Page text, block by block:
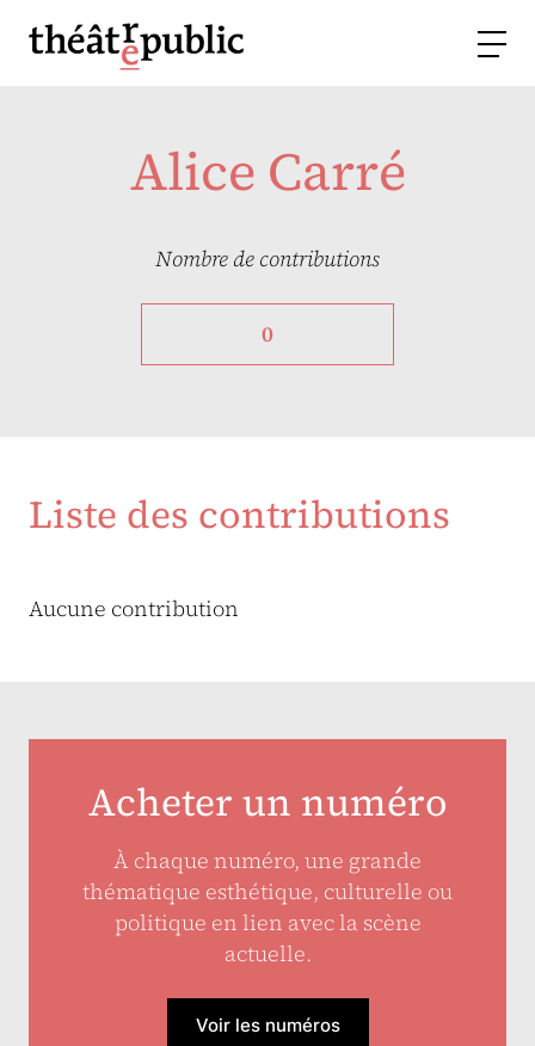
Alice Carré
Nombre de contributions
0
Liste des contributions
Aucune contribution
Acheter un numéro
À chaque numéro, une grande
thématique esthétique, culturelle ou
politique en lien avec la scène
actuelle.
Voir les numéros